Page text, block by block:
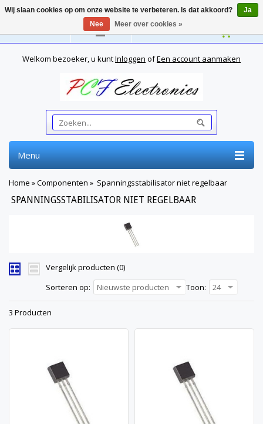
Nederlands
Welkom bezoeker, u kuntInloggen ofEen account aanmaken
Menu
Home »Componenten » Spanningsstabilisator niet regelbaar
SPANNINGSSTABILISATOR NIET REGELBAAR
Vergelijk producten (0)
Sorteren op:
Nieuwste producten Toon: 24
3 Producten
Wij slaan cookies op om onze website te verbeteren. Is dat akkoord?
Ja
Nee
Meer over cookies »